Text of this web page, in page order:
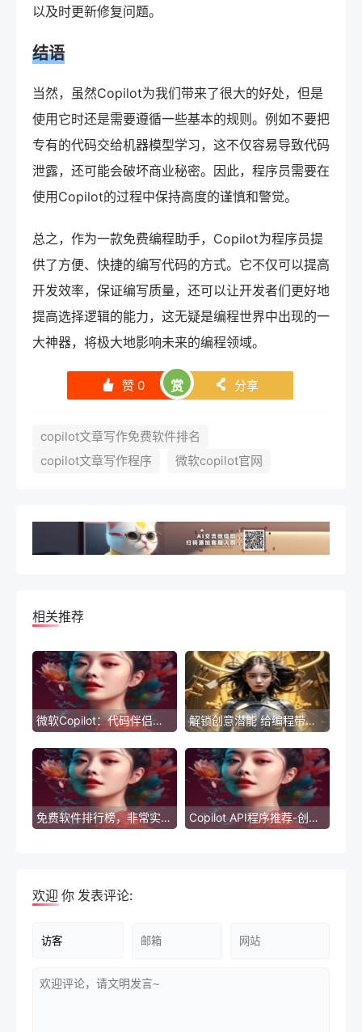
以及时更新修复问题。
结语
当然，虽然Copilot为我们带来了很大的好处，但是
使用它时还是需要遵循一些基本的规则。例如不要把
专有的代码交给机器模型学习，这不仅容易导致代码
泄露，还可能会破坏商业秘密。因此，程序员需要在
使用Copilot的过程中保持高度的谨慎和警觉。
总之，作为一款免费编程助手，Copilot为程序员提
供了方便、快捷的编写代码的方式。它不仅可以提高
开发效率，保证编写质量，还可以让开发者们更好地
提高选择逻辑的能力，这无疑是编程世界中出现的一
大神器，将极大地影响未来的编程领域。
󰄼 赞 0 赏 󰄯 分享
copilot文章写作免费软件排名
copilot文章写作程序
微软copilot官网
相关推荐
微软Copilot：代码伴侣，智能编程新助手 解锁创意潜能 给编程带来新体验
免费软件排行榜，非常实用的分类整理！ Copilot API程序推荐-创新方法实现标题重写
欢迎 你 发表评论: